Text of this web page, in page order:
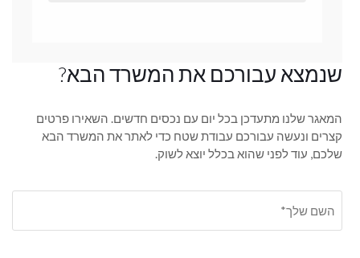
שנמצא עבורכם את המשרד הבא?
המאגר שלנו מתעדכן בכל יום עם נכסים חדשים. השאירו פרטים
קצרים ונעשה עבורכם עבודת שטח כדי לאתר את המשרד הבא
שלכם, עוד לפני שהוא בכלל יוצא לשוק.